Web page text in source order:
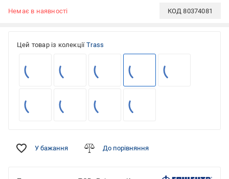
Немає в наявності КОД80374081
Цей товар із колекції Trass
У бажання До порівняння